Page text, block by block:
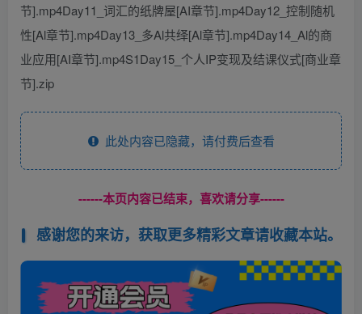
节].mp4Day11_词汇的纸牌屋[AI章节].mp4Day12_控制随机
性[Al章节].mp4Day13_多Al共绎[Al章节].mp4Day14_Al的商
业应用[AI章节].mp4S1Day15_个人IP变现及结课仪式[商业章
节].zip
此处内容已隐藏，请付费后查看
------本页内容已结束，喜欢请分享------
感谢您的来访，获取更多精彩文章请收藏本站。